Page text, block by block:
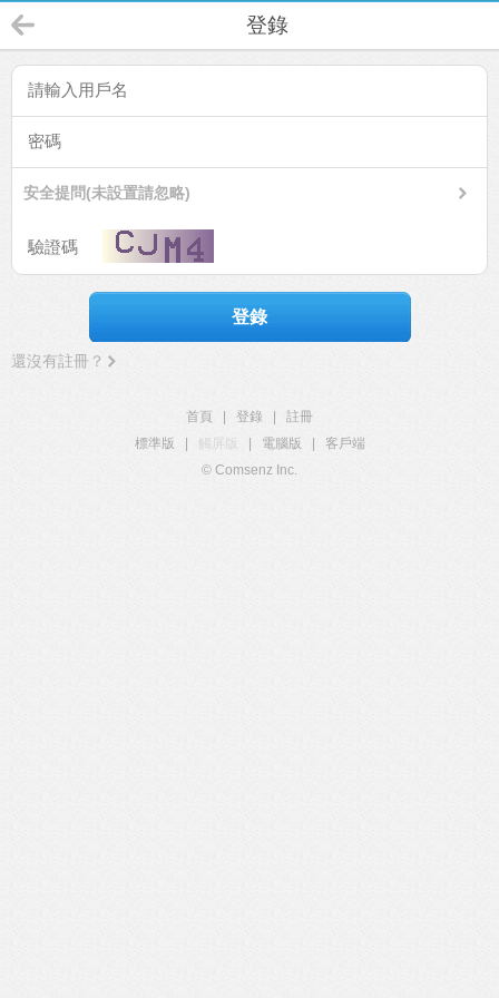
登錄
安全提問(未設置請忽略)
登錄
還沒有註冊？
首頁 登錄
註冊
標準版
觸屏版 電腦版
客戶端
© Comsenz Inc.